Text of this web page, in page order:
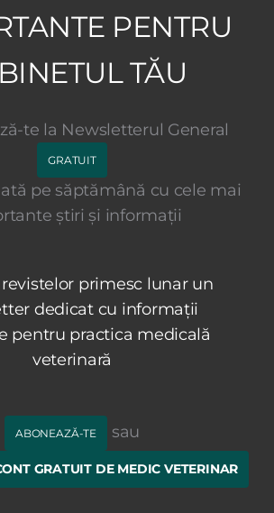
PENTRU
TĂU
te la Newsletterul General
GRATUIT
pe săptămână cu cele mai
știri și informații
primesc lunar un
dedicat cu informații
pentru practica medicală
veterinară
ABONEAZĂ-TE sau
GRATUIT DE MEDIC VETERINAR